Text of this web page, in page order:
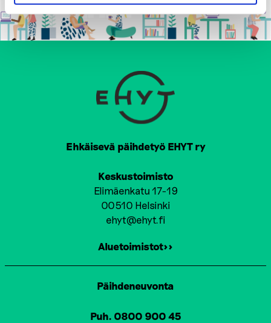
Ehkäisevä päihdetyö EHYT ry
Keskustoimisto
Elimäenkatu 17-19
00510 Helsinki
ehyt@ehyt.fi
Aluetoimistot>>
Päihdeneuvonta
Puh. 0800 900 45